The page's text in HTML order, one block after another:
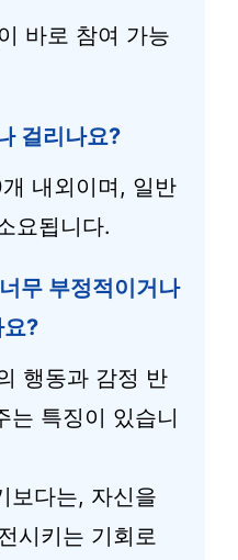
바로 참여 가능
걸리나요?
내외이며, 일반
요됩니다.
무 부정적이거나
?
행동과 감정 반
는 특징이 있습니
보다는, 자신을
시키는 기회로